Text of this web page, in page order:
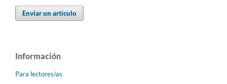
Enviar un artículo
Información
Para lectores/as